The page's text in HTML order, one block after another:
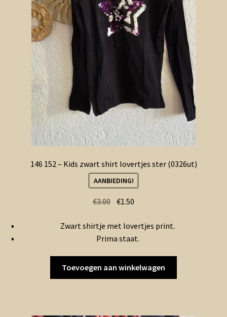
146 152 – Kids zwart shirt lovertjes ster (0326ut)
AANBIEDING!
€3.00 Oorspronkelijke
was:
€3.00.
€1.50
is:
€1.50.
Zwart shirtje met lovertjes print.
Prima staat.
Toevoegen aan winkelwagen